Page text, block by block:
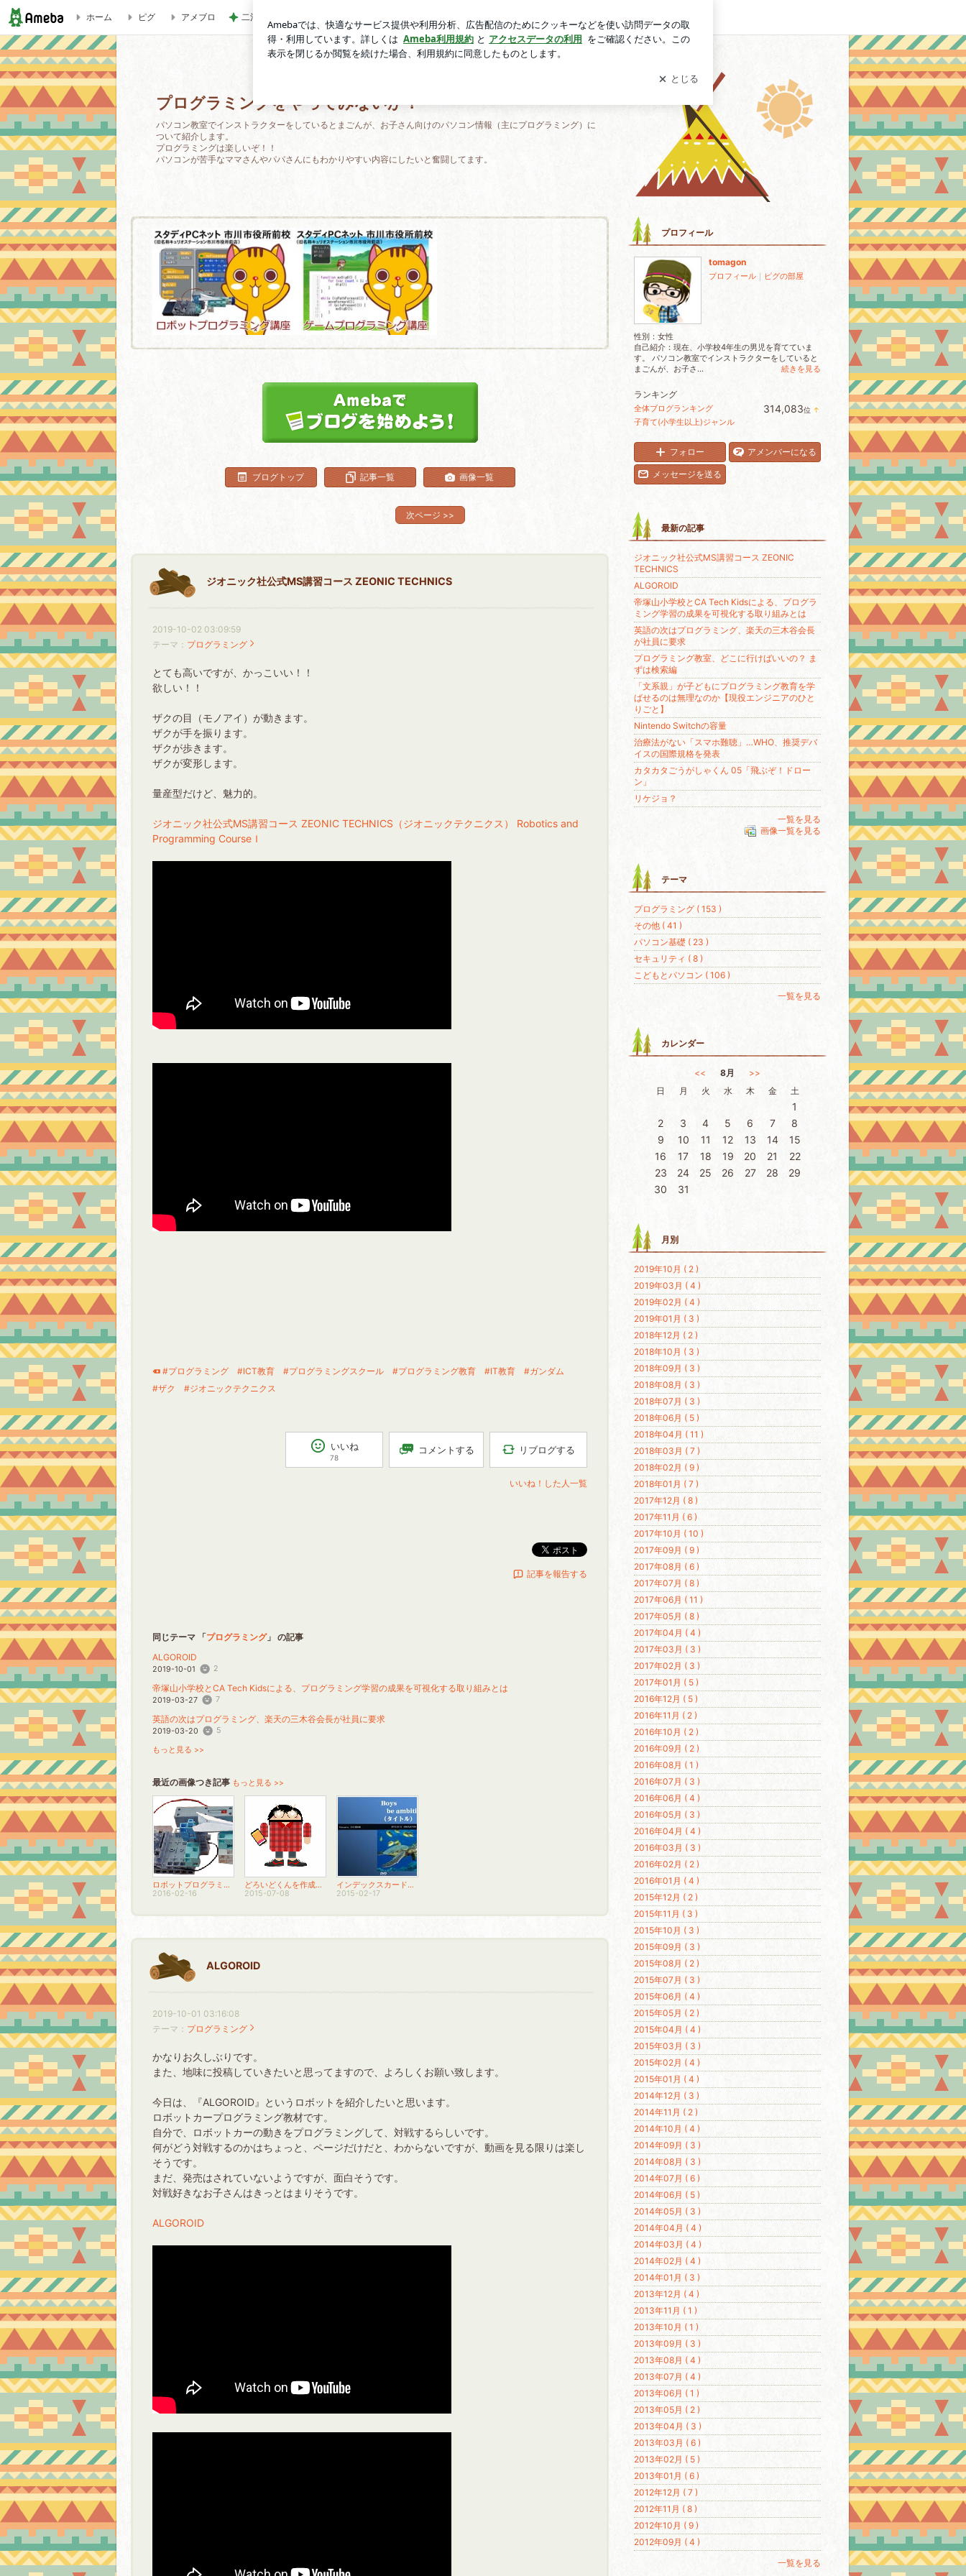
プログラミングをやってみないか？
ホーム ピグ アメブロ 二泊三日で30万使った旅行の現実 ログイン
プログラミングをやってみないか？
パソコン教室でインストラクターをしているとまごんが、お子さん向けのパソコン情報（主にプログラミング）に
ついて紹介します。
プログラミングは楽しいぞ！！
パソコンが苦手なママさんやパパさんにもわかりやすい内容にしたいと奮闘してます。
ブログトップ 記事一覧 画像一覧
次ページ >>
ジオニック社公式MS講習コース ZEONIC TECHNICS
2019-10-02 03:09:59
テーマ： プログラミング
とても高いですが、かっこいい！！
欲しい！！
ザクの目（モノアイ）が動きます。
ザクが手を振ります。
ザクが歩きます。
ザクが変形します。
量産型だけど、魅力的。
ジオニック社公式MS講習コース ZEONIC TECHNICS（ジオニックテクニクス） Robotics and
Programming CourseＩ
#プログラミング #ICT教育 #プログラミングスクール #プログラミング教育 #IT教育
#ガンダム
#ザク
#ジオニックテクニクス
いいね
78
コメントする リブログする
いいね！した人一覧
ポスト
記事を報告する
同じテーマ 「プログラミング」 の記事
ALGOROID
2019-10-01 2
帝塚山小学校とCA Tech Kidsによる、プログラミング学習の成果を可視化する取り組みとは
2019-03-27 7
英語の次はプログラミング、楽天の三木谷会長が社員に要求
2019-03-20 5
もっと見る >>
最近の画像つき記事 もっと見る >>
ロボットプログラミング講座
2016-02-16
どろいどくんを作成してみた！
2015-07-08
インデックスカードその１
2015-02-17
ALGOROID
2019-10-01 03:16:08
テーマ： プログラミング
かなりお久しぶりです。
また、地味に投稿していきたいと思ってますので、よろしくお願い致します。
今日は、『ALGOROID』というロボットを紹介したいと思います。
ロボットカープログラミング教材です。
自分で、ロボットカーの動きをプログラミングして、対戦するらしいです。
何がどう対戦するのかはちょっと、ページだけだと、わからないですが、動画を見る限りは楽し
そうです。
まだ、発売はされていないようですが、面白そうです。
対戦好きなお子さんはきっとはまりそうです。
ALGOROID
プロフィール
tomagon
プロフィール ｜ ピグの部屋
性別： 女性
自己紹介：現在、小学校4年生の男児を育てていま
す。 パソコン教室でインストラクターをしていると
まごんが、お子さ...
続きを見る
ランキング
全体ブログランキング 314,083位 ↑
ン
子育て(小学生以上)ジャンル
フォロー アメンバーになる
メッセージを送る
最新の記事
ジオニック社公式MS講習コース ZEONIC
TECHNICS
ALGOROID
帝塚山小学校とCA Tech Kidsによる、プログラ
ミング学習の成果を可視化する取り組みとは
英語の次はプログラミング、楽天の三木谷会長
が社員に要求
プログラミング教室、どこに行けばいいの？ ま
ずは検索編
「文系親」が子どもにプログラミング教育を学
ばせるのは無理なのか【現役エンジニアのひと
りごと】
Nintendo Switchの容量
治療法がない「スマホ難聴」…WHO、推奨デバ
イスの国際規格を発表
カタカタごうがしゃくん 05「飛ぶぞ！ドロー
ン」
リケジョ？
一覧を見る
画像一覧を見る
テーマ
プログラミング ( 153 )
その他 ( 41 )
パソコン基礎 ( 23 )
セキュリティ ( 8 )
こどもとパソコン ( 106 )
一覧を見る
カレンダー
<< 8月
>>
日
月 火 水 木 金 土
1
2
3 4 5 6 7
8
9
10 11 12 13 14
15
16
17 18 19 20 21
22
23
24 25 26 27 28
29
30
31
月別
2019年10月 ( 2 )
2019年03月 ( 4 )
2019年02月 ( 4 )
2019年01月 ( 3 )
2018年12月 ( 2 )
2018年10月 ( 3 )
2018年09月 ( 3 )
2018年08月 ( 3 )
2018年07月 ( 3 )
2018年06月 ( 5 )
2018年04月 ( 11 )
2018年03月 ( 7 )
2018年02月 ( 9 )
2018年01月 ( 7 )
2017年12月 ( 8 )
2017年11月 ( 6 )
2017年10月 ( 10 )
2017年09月 ( 9 )
2017年08月 ( 6 )
2017年07月 ( 8 )
2017年06月 ( 11 )
2017年05月 ( 8 )
2017年04月 ( 4 )
2017年03月 ( 3 )
2017年02月 ( 3 )
2017年01月 ( 5 )
2016年12月 ( 5 )
2016年11月 ( 2 )
2016年10月 ( 2 )
2016年09月 ( 2 )
2016年08月 ( 1 )
2016年07月 ( 3 )
2016年06月 ( 4 )
2016年05月 ( 3 )
2016年04月 ( 4 )
2016年03月 ( 3 )
2016年02月 ( 2 )
2016年01月 ( 4 )
2015年12月 ( 2 )
2015年11月 ( 3 )
2015年10月 ( 3 )
2015年09月 ( 3 )
2015年08月 ( 2 )
2015年07月 ( 3 )
2015年06月 ( 4 )
2015年05月 ( 2 )
2015年04月 ( 4 )
2015年03月 ( 3 )
2015年02月 ( 4 )
2015年01月 ( 4 )
2014年12月 ( 3 )
2014年11月 ( 2 )
2014年10月 ( 4 )
2014年09月 ( 3 )
2014年08月 ( 3 )
2014年07月 ( 6 )
2014年06月 ( 5 )
2014年05月 ( 3 )
2014年04月 ( 4 )
2014年03月 ( 4 )
2014年02月 ( 4 )
2014年01月 ( 3 )
2013年12月 ( 4 )
2013年11月 ( 1 )
2013年10月 ( 1 )
2013年09月 ( 3 )
2013年08月 ( 4 )
2013年07月 ( 4 )
2013年06月 ( 1 )
2013年05月 ( 2 )
2013年04月 ( 3 )
2013年03月 ( 6 )
2013年02月 ( 5 )
2013年01月 ( 6 )
2012年12月 ( 7 )
2012年11月 ( 8 )
2012年10月 ( 9 )
2012年09月 ( 4 )
一覧を見る